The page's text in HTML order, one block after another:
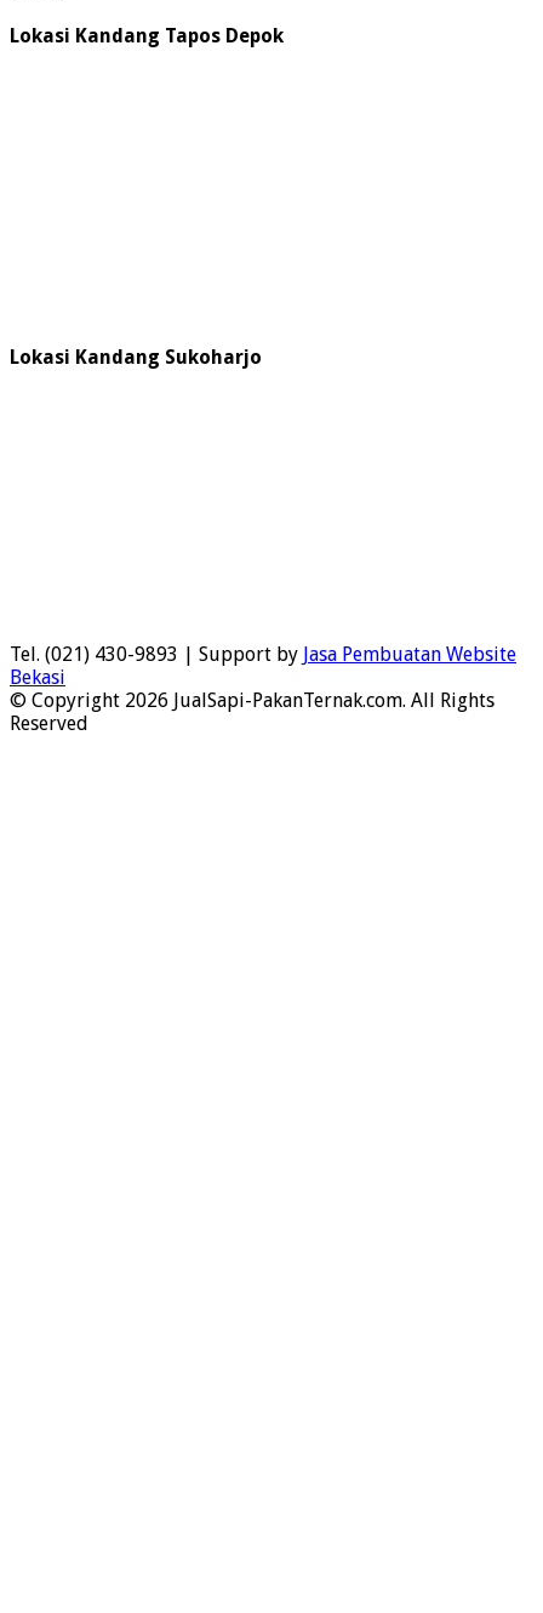
Lokasi Kandang Tapos Depok
Lokasi Kandang Sukoharjo
Tel. (021) 430-9893 | Support by Jasa Pembuatan Website
Bekasi
© Copyright 2026 JualSapi-PakanTernak.com. All Rights
Reserved